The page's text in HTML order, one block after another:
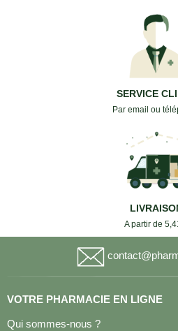
SERVICE
Par email ou
A partir de
VOTRE PHARMACIE EN LIGNE
Qui sommes-nous ?